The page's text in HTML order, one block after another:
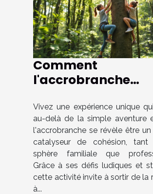
Comment
l'accrobranche
familiaux et
professionnels ?
Vivez une expérience unique
au-delà de la simple aventure
l'accrobranche se révèle être
catalyseur de cohésion,
sphère familiale que
Grâce à ses défis ludiques et
cette activité invite à sortir de la
à...